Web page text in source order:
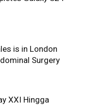
is in London
Surgery
XXI Hingga